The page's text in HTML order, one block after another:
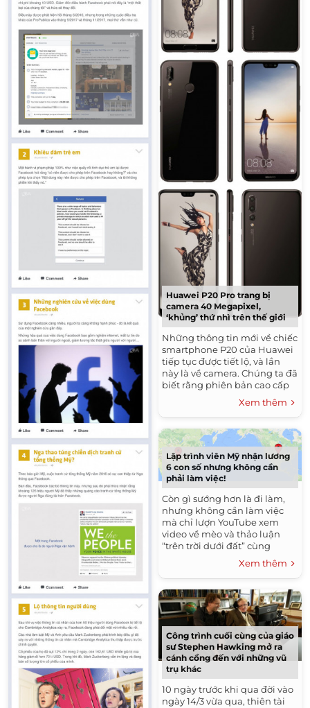
Huawei P20 Pro trang bị
camera 40 Megapixel,
‘khủng’ thứ nhì trên thế giới
Những thông tin mới về chiếc
smartphone P20 của Huawei
tiếp tục được tiết lộ, và lần
này là về camera. Chúng ta đã
biết rằng phiên bản cao cấp
nhất P20 Pro sẽ được trang
Xem thêm
Lập trình viên Mỹ nhận lương
6 con số nhưng không cần
phải làm việc!
Còn gì sướng hơn là đi làm,
nhưng không cần làm việc
mà chỉ lượn YouTube xem
video về mèo và thảo luận
“trên trời dưới đất” cùng
Reddit? Một anh chàng lập
trình viên người...
Xem thêm
Công trình cuối cùng của giáo
sư Stephen Hawking mở ra
cánh cổng đến với những vũ
trụ khác
10 ngày trước khi qua đời vào
ngày 14/3 vừa qua, thiên tài